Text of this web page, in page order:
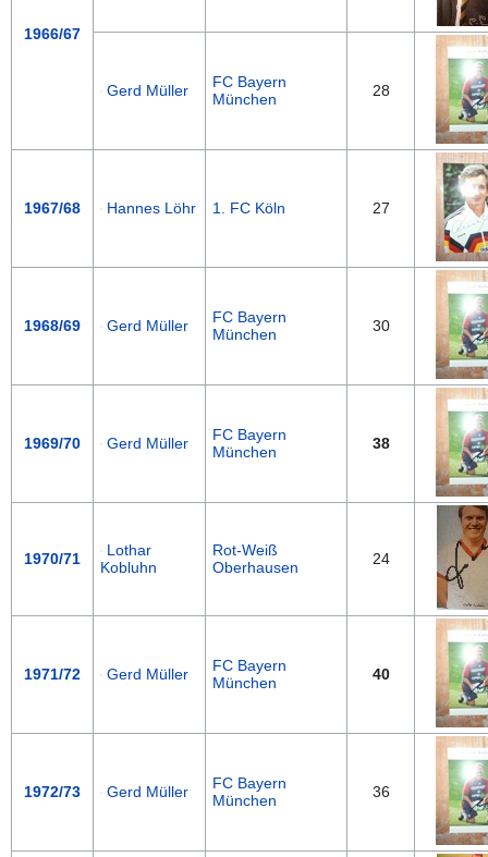
1966/67
Gerd Müller
FC Bayern
München
28
1967/68 Hannes Löhr 1. FC Köln 27
1968/69 Gerd Müller
FC Bayern
München
30
1969/70 Gerd Müller
FC Bayern
München
38
1970/71
Lothar
Kobluhn
Rot-Weiß
Oberhausen
24
1971/72 Gerd Müller
FC Bayern
München
40
1972/73 Gerd Müller
FC Bayern
München
36